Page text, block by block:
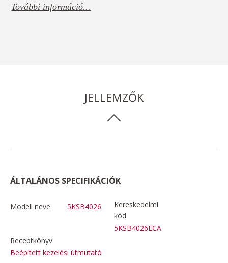
További információ...
JELLEMZŐK
ÁLTALÁNOS SPECIFIKÁCIÓK
Modell neve 5KSB4026
Kereskedelmi
kód
5KSB4026ECA
Receptkönyv
Beépített kezelési útmutató